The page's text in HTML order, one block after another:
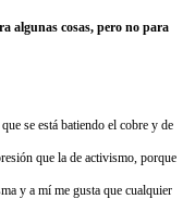
algunas cosas, pero no para
se está batiendo el cobre y de
que la de activismo, porque
y a mí me gusta que cualquier